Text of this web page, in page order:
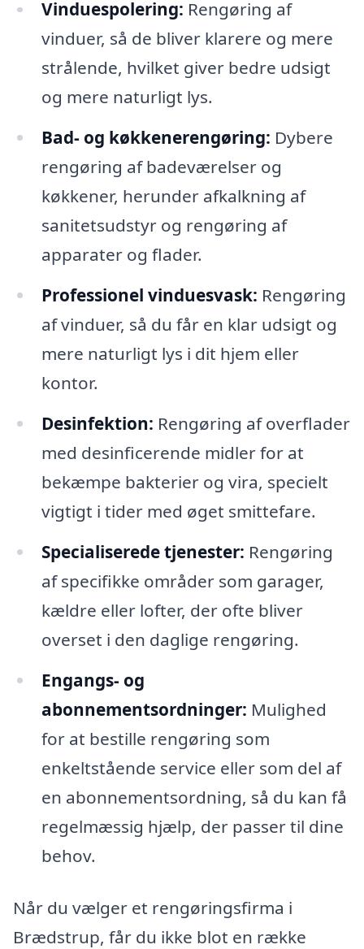
Vinduespolering: Rengøring af
vinduer, så de bliver klarere og mere
strålende, hvilket giver bedre udsigt
og mere naturligt lys.
Bad- og køkkenerengøring: Dybere
rengøring af badeværelser og
køkkener, herunder afkalkning af
sanitetsudstyr og rengøring af
apparater og flader.
Professionel vinduesvask: Rengøring
af vinduer, så du får en klar udsigt og
mere naturligt lys i dit hjem eller
kontor.
Desinfektion: Rengøring af overflader
med desinficerende midler for at
bekæmpe bakterier og vira, specielt
vigtigt i tider med øget smittefare.
Specialiserede tjenester: Rengøring
af specifikke områder som garager,
kældre eller lofter, der ofte bliver
overset i den daglige rengøring.
Engangs- og
abonnementsordninger: Mulighed
for at bestille rengøring som
enkeltstående service eller som del af
en abonnementsordning, så du kan få
regelmæssig hjælp, der passer til dine
behov.
Når du vælger et rengøringsfirma i
Brædstrup, får du ikke blot en række